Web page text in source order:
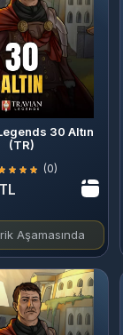
30 Altın
(TR)
(0)
Aşamasında